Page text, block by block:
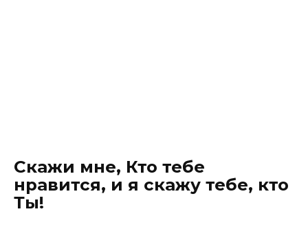
Скажи мне, Кто тебе
нравится, и я скажу тебе, кто
Ты!